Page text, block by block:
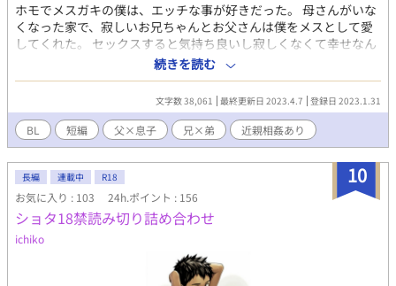
ホモでメスガキの僕は、エッチな事が好きだった。 母さんがいな
くなった家で、寂しいお兄ちゃんとお父さんは僕をメスとして愛
してくれた。 セックスすると気持ち良いし寂しくなくて幸せなん
だ。 ＜説明＆注意点＞ 父×息子。兄×弟。３Ｐ。近親相姦。ショ
タ。ストーリー性０。エロ中心。 メスガキ感はあんまり出せてな
いかも。 一話2000文字くらい。続きの更新未定。 ＜キャラクタ
ー覚え書＞ ●お父さん(※名前未定)： 会社員。妻に逃げられ、仕
事に熱中して気を紛らわせたが、ある日気持ちがぽっきり折れて
息子を犯す。 ●和雅（かずまさ）： 兄。高校生。スポーツをして
いる。両親に愛を与えてもらえなくなり、弟に依存。弟の色気に
負けて弟の初めてを奪う。 ●昂紀（こうき）： 弟。僕。小学○年
生。ホモでメスガキな自覚あり。父と兄とするセックスはスキン
シップの延長で、禁忌感は感じていない。セックスは知識より先
に身体で覚えてしまった。
続きを読む
文字数 38,061 最終更新日 2023.4.7 登録日 2023.1.31
BL 短編 父×息子 兄×弟 近親相姦あり
10
長編 連載中 R18
お気に入り : 103 24h.ポイント : 156
ショタ18禁読み切り詰め合わせ
ichiko